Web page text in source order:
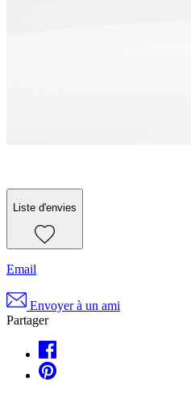
Liste d'envies
Email
Envoyer à un ami
Partager